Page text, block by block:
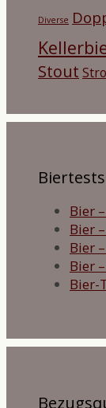
Diverse
Stout
Biertests
Bier
Bier
Bier
Bier
Bier-